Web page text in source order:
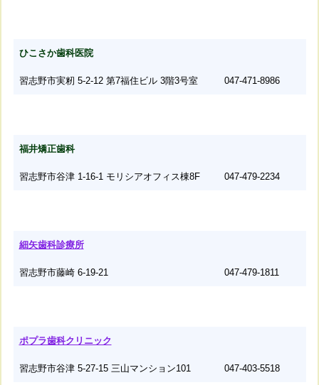
ひこさか歯科医院
習志野市実籾 5-2-12 第7福住ビル 3階3号室 047-471-8986
福井矯正歯科
習志野市谷津 1-16-1 モリシアオフィス棟8F 047-479-2234
細矢歯科診療所
習志野市藤崎 6-19-21 047-479-1811
ポプラ歯科クリニック
習志野市谷津 5-27-15 三山マンション101 047-403-5518